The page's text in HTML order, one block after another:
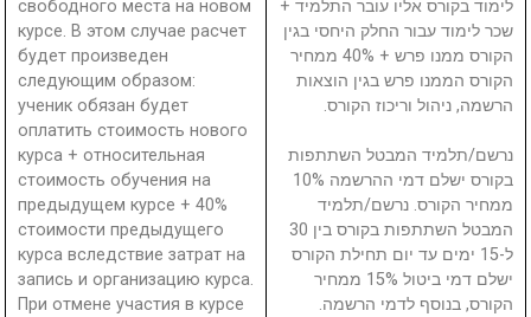
свободного места на новом
курсе. В этом случае расчет
будет произведен
следующим образом:
ученик обязан будет
оплатить стоимость нового
курса + относительная
стоимость обучения на
предыдущем курсе + 40%
стоимости предыдущего
курса вследствие затрат на
запись и организацию курса.
При отмене участия в курсе
לימוד בקורס אליו עובר התלמיד +
שכר לימוד עבור החלק היחסי בגין
הקורס ממנו פרש + 40% ממחיר
הקורס הממנו פרש בגין הוצאות
הרשמה, ניהול וריכוז הקורס.
נרשם/תלמיד המבטל השתתפות
בקורס ישלם דמי ההרשמה 10%
ממחיר הקורס. נרשם/תלמיד
המבטל השתתפות בקורס בין 30
ל-15 ימים עד יום תחילת הקורס
ישלם דמי ביטול 15% ממחיר
הקורס, בנוסף לדמי הרשמה.